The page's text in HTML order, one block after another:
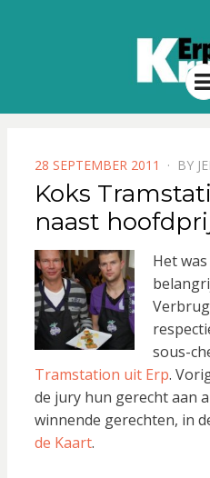
POSTED
ON
28 SEPTEMBER 2011 BY
Koks
naast
Het
sous-
Tramstation uit Erp.
de jury hun gerecht aan
winnende gerechten, in
de Kaart.